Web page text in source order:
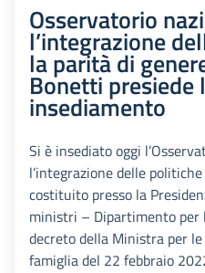
Osservatorio
l’integrazione
la parità di
Bonetti presiede
insediamento
Si è insediato oggi
l’integrazione delle
costituito presso la
ministri – Dipartimento per
decreto della Ministra per
famiglia del 22 febbraio